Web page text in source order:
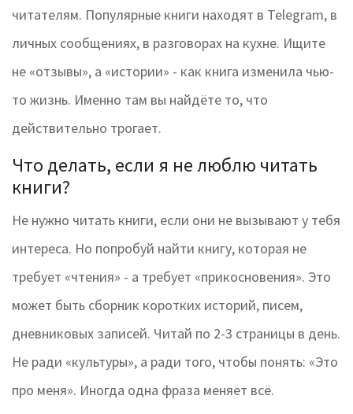
читателям. Популярные книги находят в Telegram, в
личных сообщениях, в разговорах на кухне. Ищите
не «отзывы», а «истории» - как книга изменила чью-
то жизнь. Именно там вы найдёте то, что
действительно трогает.
Что делать, если я не люблю читать
книги?
Не нужно читать книги, если они не вызывают у тебя
интереса. Но попробуй найти книгу, которая не
требует «чтения» - а требует «прикосновения». Это
может быть сборник коротких историй, писем,
дневниковых записей. Читай по 2-3 страницы в день.
Не ради «культуры», а ради того, чтобы понять: «Это
про меня». Иногда одна фраза меняет всё.